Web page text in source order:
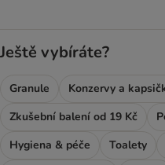
Ještě vybíráte?
Granule Konzervy a
Zkušební balení od 19 Kč
Hygiena & péče
Toalety